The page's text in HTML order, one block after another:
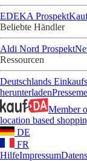
EDEKA Prospekt
Beliebte Händler
Aldi Nord Prospekt
Ressourcen
Deutschlands
herunterladen
Member
location based
DE
FR
HilfeImpressum